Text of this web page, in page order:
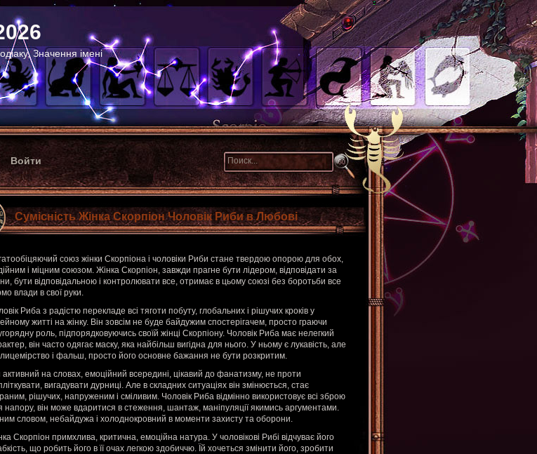
Значення імені
Войти
Сумісність Жінка Скорпіон Чоловік Риби в Любові
союз жінки Скорпіона і чоловіки Риби стане твердою опорою для обох,
і міцним союзом. Жінка Скорпіон, завжди прагне бути лідером, відповідати за
бути відповідальною і контролювати все, отримає в цьому союзі без боротьби все
влади в свої руки.
Риба з радістю перекладе всі тяготи побуту, глобальних і рішучих кроків у
житті на жінку. Він зовсім не буде байдужим спостерігачем, просто граючи
роль, підпорядковуючись своїй жінці Скорпіону. Чоловік Риба має нелегкий
він часто одягає маску, яка найбільш вигідна для нього. У ньому є лукавість, але
і фальш, просто його основне бажання не бути розкритим.
активний на словах, емоційний всередині, цікавий до фанатизму, не проти
вигадувати дурниці. Але в складних ситуаціях він змінюється, стає
рішучих, напруженим і сміливим. Чоловік Риба відмінно використовує всі зброю
напору, він може вдаритися в стеження, шантаж, маніпуляції якимись аргументами.
словом, небайдужа і холоднокровний в моменти захисту та оборони.
Скорпіон примхлива, критична, емоційна натура. У чоловікові Рибі відчуває його
що робить його в її очах легкою здобиччю. Їй хочеться змінити його, зробити